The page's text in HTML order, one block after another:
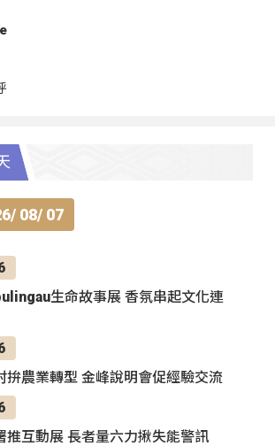
08/ 07
生命故事展 香氛串起文化連
拚農業轉型 金峰說明會促經驗交流
推互動展 長者量六力揪失能警訊